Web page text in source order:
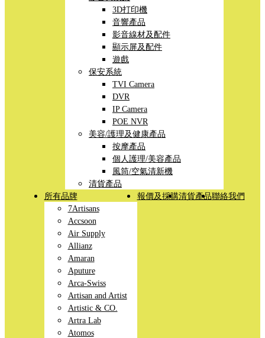
3D打印機
音響產品
影音線材及配件
顯示屏及配件
遊戲
保安系統
TVI Camera
DVR
IP Camera
POE NVR
美容/護理及健康產品
按摩產品
個人護理/美容產品
風筒/空氣清新機
清貨產品
所有品牌
7Artisans
Accsoon
Air Supply
Allianz
Amaran
Aputure
Arca-Swiss
Artisan and Artist
Artistic & CO.
Artra Lab
Atomos
報價及採購清貨產品聯絡我們